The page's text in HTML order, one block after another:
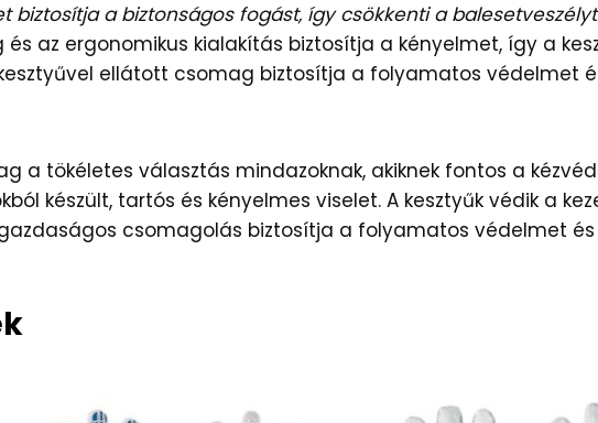
biztosítja a biztonságos fogást, így csökkenti a
és az ergonomikus kialakítás biztosítja a kényelmet, így a
kesztyűvel ellátott csomag biztosítja a folyamatos védelmet
a tökéletes választás mindazoknak, akiknek fontos a
készült, tartós és kényelmes viselet. A kesztyűk védik a
csomagolás biztosítja a folyamatos védelmet